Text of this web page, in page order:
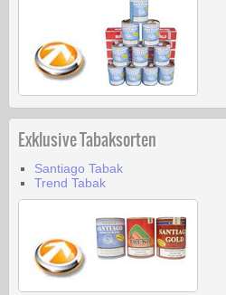
Exklusive Tabaksorten
Santiago Tabak
Trend Tabak